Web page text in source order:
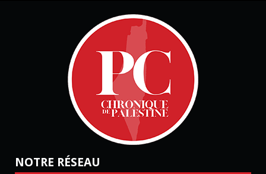
NOTRE RÉSEAU